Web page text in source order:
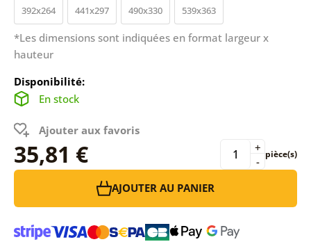
392x264 441x297 490x330 539x363
*Les dimensions sont indiquées en format largeur x
hauteur
Disponibilité:
En stock
Ajouter aux favoris
35,81 € -
+ pièce(s)
AJOUTER AU PANIER